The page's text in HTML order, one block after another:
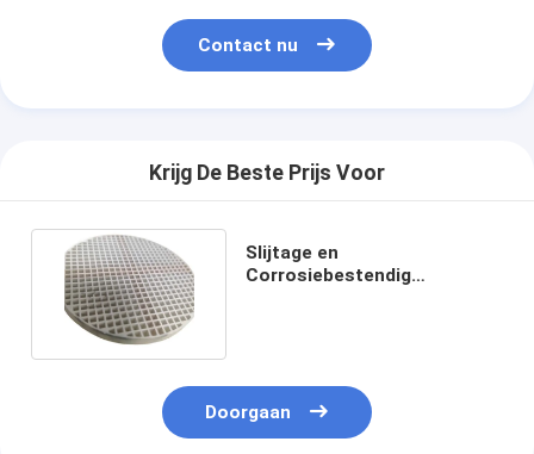
Contact nu
Krijg De Beste Prijs Voor
Slijtage en
Corrosiebestendig
Doorgaan